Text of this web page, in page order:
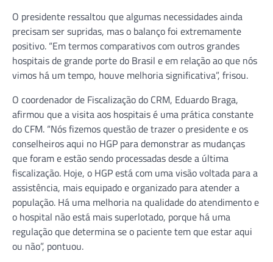
O presidente ressaltou que algumas necessidades ainda
precisam ser supridas, mas o balanço foi extremamente
positivo. “Em termos comparativos com outros grandes
hospitais de grande porte do Brasil e em relação ao que nós
vimos há um tempo, houve melhoria significativa”, frisou.
O coordenador de Fiscalização do CRM, Eduardo Braga,
afirmou que a visita aos hospitais é uma prática constante
do CFM. “Nós fizemos questão de trazer o presidente e os
conselheiros aqui no HGP para demonstrar as mudanças
que foram e estão sendo processadas desde a última
fiscalização. Hoje, o HGP está com uma visão voltada para a
assistência, mais equipado e organizado para atender a
população. Há uma melhoria na qualidade do atendimento e
o hospital não está mais superlotado, porque há uma
regulação que determina se o paciente tem que estar aqui
ou não”, pontuou.